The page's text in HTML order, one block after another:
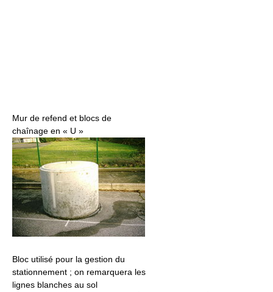
Mur de refend et blocs de
chaînage en « U »
Bloc utilisé pour la gestion du
stationnement ; on remarquera les
lignes blanches au sol